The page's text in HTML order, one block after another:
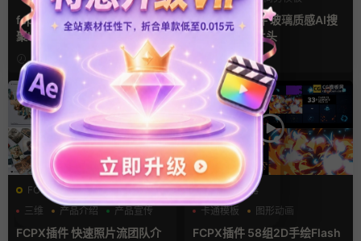
汇聚
fcpx片头插件 艺术设计照片汇
聚LOGO动画
4天前
支持Intel+M芯片
FCPX中文插件 玻璃质感AI搜
索Logo展示片头
7天前
FCPX发生器
三维
产品介绍 产品宣传
FCPX插件 快速照片流团队介
FCPX发生器
卡通模板
图形动画
手绘风
FCPX插件 58组2D手绘Flash